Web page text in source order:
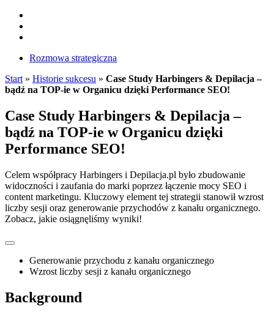
Rozmowa strategiczna
Start » Historie sukcesu » Case Study Harbingers & Depilacja –
bądź na TOP-ie w Organicu dzięki Performance SEO!
Case Study Harbingers & Depilacja –
bądź na TOP-ie w Organicu dzięki
Performance SEO!
Celem współpracy Harbingers i Depilacja.pl było zbudowanie
widoczności i zaufania do marki poprzez łączenie mocy SEO i
content marketingu. Kluczowy element tej strategii stanowił wzrost
liczby sesji oraz generowanie przychodów z kanału organicznego.
Zobacz, jakie osiągnęliśmy wyniki!
Generowanie przychodu z kanału organicznego
Wzrost liczby sesji z kanału organicznego
Background